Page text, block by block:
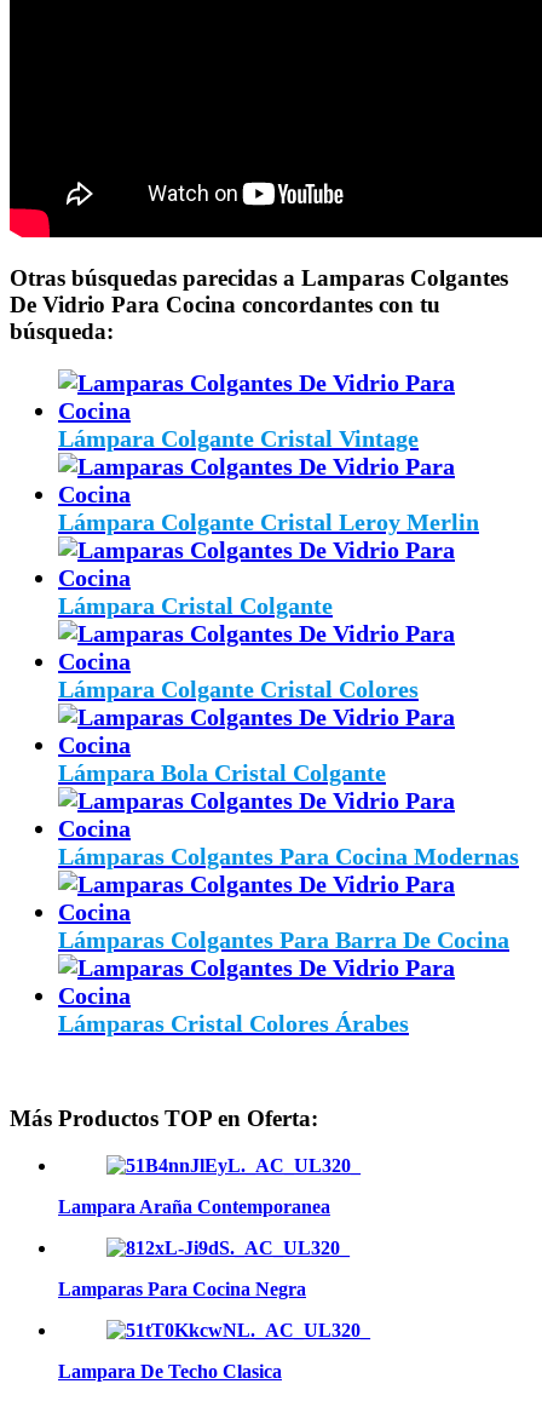
Otras búsquedas parecidas a Lamparas Colgantes
De Vidrio Para Cocina concordantes con tu
búsqueda:
Lámpara Colgante Cristal Vintage
Lámpara Colgante Cristal Leroy Merlin
Lámpara Cristal Colgante
Lámpara Colgante Cristal Colores
Lámpara Bola Cristal Colgante
Lámparas Colgantes Para Cocina Modernas
Lámparas Colgantes Para Barra De Cocina
Lámparas Cristal Colores Árabes
Más Productos TOP en Oferta:
Lampara Araña Contemporanea
Lamparas Para Cocina Negra
Lampara De Techo Clasica